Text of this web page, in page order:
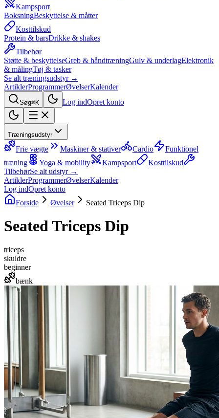
Kampsport
BoksningBeskyttelse & måtter
Kosttilskud
Protein & barsDrikke & shakes
Tilbehør
Støtte & beskyttelseGreb & håndtræningGulv & underlagElektronik
& målingTøj & tasker
Se alt træningsudstyr →
ArtiklerProgrammerØvelserKalender
Søg⌘K Log indOpret konto
Træningsudstyr
Frie vægte Maskiner & stativer Cardio
Funktionel
træning
Yoga & mobility Kampsport
Kosttilskud
TilbehørSe alt udstyr →
ArtiklerProgrammerØvelserKalender
Log indOpret konto
Forside
Øvelser Seated Triceps Dip
Seated Triceps Dip
triceps
skuldre
beginner
bænk